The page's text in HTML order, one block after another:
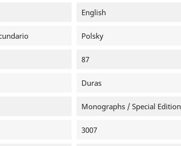
English
Polsky
87
Duras
Monographs / Special Edition
3007